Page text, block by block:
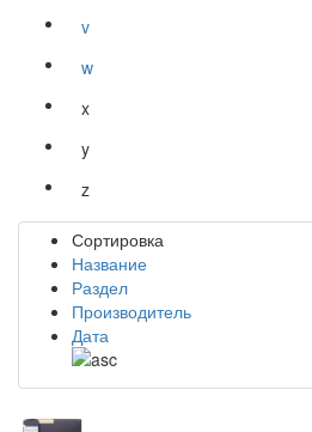
v
w
x
y
z
Сортировка
Название
Раздел
Производитель
Дата